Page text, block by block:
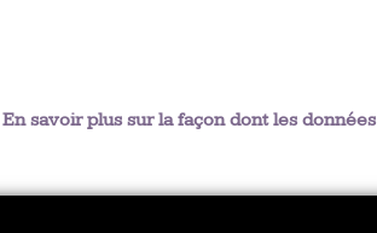
En savoir plus sur la façon dont les données